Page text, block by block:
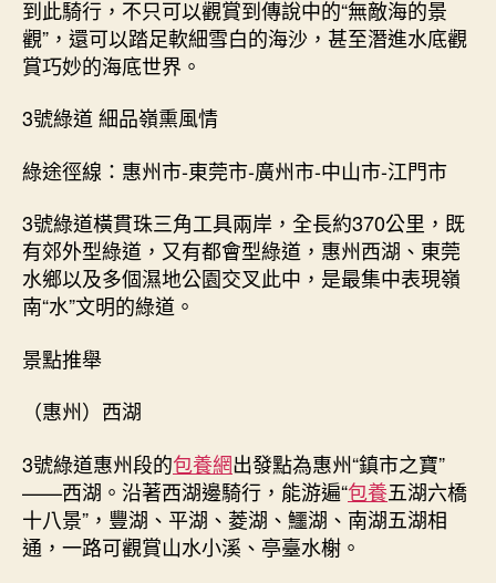
到此騎行，不只可以觀賞到傳說中的“無敵海的景
觀”，還可以踏足軟細雪白的海沙，甚至潛進水底觀
賞巧妙的海底世界。
3號綠道 細品嶺熏風情
綠途徑線：惠州市-東莞市-廣州市-中山市-江門市
3號綠道橫貫珠三角工具兩岸，全長約370公里，既
有郊外型綠道，又有都會型綠道，惠州西湖、東莞
水鄉以及多個濕地公園交叉此中，是最集中表現嶺
南“水”文明的綠道。
景點推舉
（惠州）西湖
3號綠道惠州段的包養網出發點為惠州“鎮市之寶”
——西湖。沿著西湖邊騎行，能游遍“包養五湖六橋
十八景”，豐湖、平湖、菱湖、鱷湖、南湖五湖相
通，一路可觀賞山水小溪、亭臺水榭。